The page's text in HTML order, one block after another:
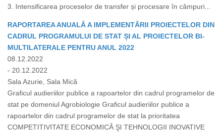
3. Intensificarea proceselor de transfer și procesare în câmpuri...
RAPORTAREA ANUALĂ A IMPLEMENTĂRII PROIECTELOR DIN
CADRUL PROGRAMULUI DE STAT ȘI AL PROIECTELOR BI-
MULTILATERALE PENTRU ANUL 2022
08.12.2022
- 20.12.2022
Sala Azurie, Sala Mică
Graficul audieriilor publice a rapoartelor din cadrul programelor de
stat pe domeniul Agrobiologie Graficul audieriilor publice a
rapoartelor din cadrul programelor de stat la prioritatea
COMPETITIVITATE ECONOMICĂ ŞI TEHNOLOGII INOVATIVE